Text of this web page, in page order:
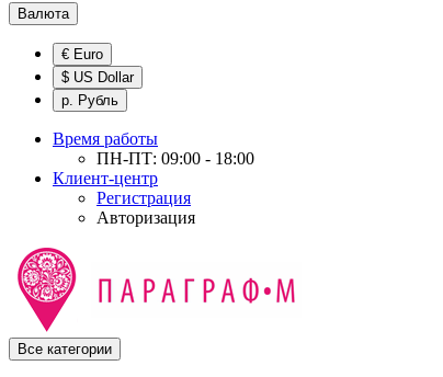
Валюта
€ Euro
$ US Dollar
р. Рубль
Время работы
ПН-ПТ: 09:00 - 18:00
Клиент-центр
Регистрация
Авторизация
Все категории